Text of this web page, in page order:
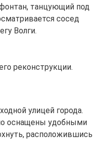
танцующий под
сосед
Волги.
реконструкции.
улицей города.
оснащены удобными
расположившись